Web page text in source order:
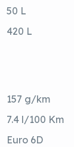
50 L
420 L
157 g/km
7.4 l/100 Km
Euro 6D